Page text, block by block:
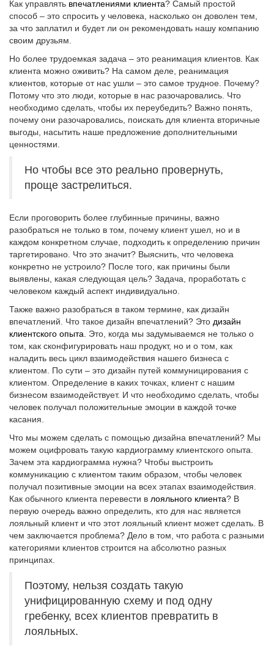
Как управлять впечатлениями клиента? Самый простой
способ – это спросить у человека, насколько он доволен тем,
за что заплатил и будет ли он рекомендовать нашу компанию
своим друзьям.
Но более трудоемкая задача – это реанимация клиентов. Как
клиента можно оживить? На самом деле, реанимация
клиентов, которые от нас ушли – это самое трудное. Почему?
Потому что это люди, которые в нас разочаровались. Что
необходимо сделать, чтобы их переубедить? Важно понять,
почему они разочаровались, поискать для клиента вторичные
выгоды, насытить наше предложение дополнительными
ценностями.
Но чтобы все это реально провернуть,
проще застрелиться.
Если проговорить более глубинные причины, важно
разобраться не только в том, почему клиент ушел, но и в
каждом конкретном случае, подходить к определению причин
таргетировано. Что это значит? Выяснить, что человека
конкретно не устроило? После того, как причины были
выявлены, какая следующая цель? Задача, проработать с
человеком каждый аспект индивидуально.
Также важно разобраться в таком термине, как дизайн
впечатлений. Что такое дизайн впечатлений? Это дизайн
клиентского опыта . Это, когда мы задумываемся не только о
том, как сконфигурировать наш продукт, но и о том, как
наладить весь цикл взаимодействия нашего бизнеса с
клиентом. По сути – это дизайн путей коммуницирования с
клиентом. Определение в каких точках, клиент с нашим
бизнесом взаимодействует. И что необходимо сделать, чтобы
человек получал положительные эмоции в каждой точке
касания.
Что мы можем сделать с помощью дизайна впечатлений? Мы
можем оцифровать такую кардиограмму клиентского опыта.
Зачем эта кардиограмма нужна? Чтобы выстроить
коммуникацию с клиентом таким образом, чтобы человек
получал позитивные эмоции на всех этапах взаимодействия.
Как обычного клиента перевести в лояльного клиента? В
первую очередь важно определить, кто для нас является
лояльный клиент и что этот лояльный клиент может сделать. В
чем заключается проблема? Дело в том, что работа с разными
категориями клиентов строится на абсолютно разных
принципах.
Поэтому, нельзя создать такую
унифицированную схему и под одну
гребенку, всех клиентов превратить в
лояльных.